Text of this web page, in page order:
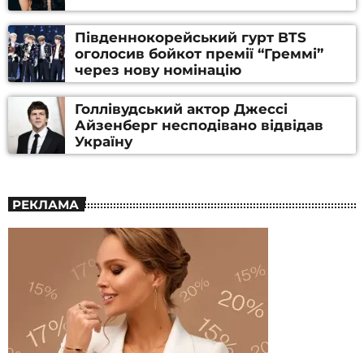
Південнокорейський гурт BTS
оголосив бойкот премії “Греммі”
через нову номінацію
Голлівудський актор Джессі
Айзенберг несподівано відвідав
Україну
РЕКЛАМА